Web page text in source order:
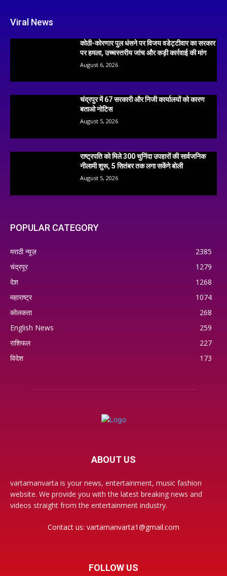
Viral News
कोठी-कोरणार पुल धंसने पर विजय वडेट्टीवार का सरकार
पर हमला, उच्चस्तरीय जांच और कड़ी कार्रवाई की मांग
August 6, 2026
चंद्रपुर में 67 सरकारी और निजी कार्यालयों को कारण
बताओ नोटिस
August 5, 2026
राष्ट्रपति को मिले 300 चुनिंदा उपहारों की सार्वजनिक
नीलामी शुरू, 5 सितंबर तक लगा सकेंगे बोली
August 5, 2026
POPULAR CATEGORY
मराठी न्यूज़
2385
चंद्रपूर
1279
देश
1268
महाराष्ट्र
1074
कोलकता
268
English News
259
राशिफल
227
विदेश
173
ABOUT US
vartamanvarta is your news, entertainment, music fashion
website. We provide you with the latest breaking news and
videos straight from the entertainment industry.
Contact us: vartamanvarta1@gmail.com
FOLLOW US